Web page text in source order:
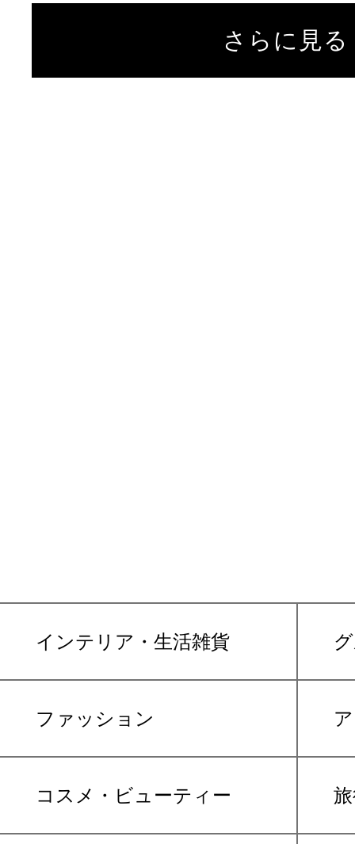
さらに見る
インテリア・生活雑貨
ファッション
コスメ・ビューティー